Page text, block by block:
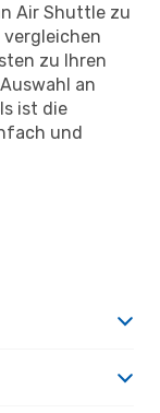
Air Shuttle zu
zu Ihren
an
ist die
und